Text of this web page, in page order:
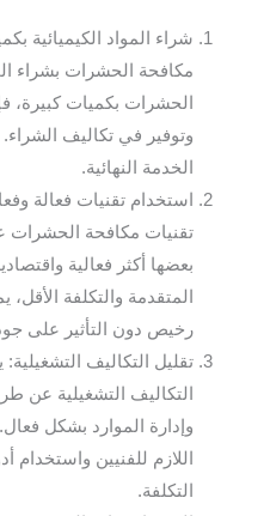
شراء المواد الكيميائية
مكافحة الحشرات بشراء
الحشرات بكميات
وتوفير في تكاليف
الخدمة النهائية.
استخدام تقنيات فعالة
تقنيات مكافحة
بعضها أكثر فعالية
المتقدمة والتكلفة
رخيص دون التأثير على
تقليل التكاليف
التكاليف التشغيلية عن
وإدارة الموارد بشكل
اللازم للفنيين
التكلفة.